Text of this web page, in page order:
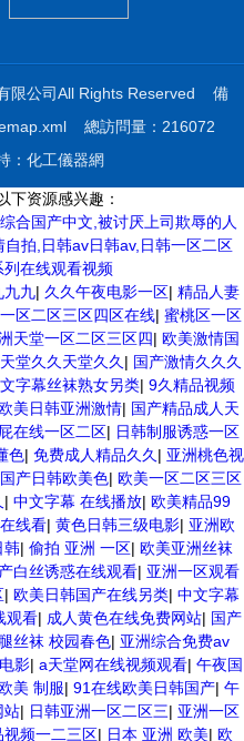
限公司All Rights Reserved 備
總訪問量：216072
化工儀器網
下资源感兴趣：
合国产中文,被讨厌上司欺辱的人
拍,日韩av日韩av,日韩一区二区
在线观看视频
九九| 久久午夜电影一区| 精品人妻
区二区三区四区在线| 蜜桃区一区
天堂一区二区三区四| 欧美激情国
天堂久久天堂久久 | 国产激情久久久
字幕丝袜熟女另类| 9久精品视频
美日韩亚洲激情| 国产精品成人天
在线一区二区| 日韩制服诱惑一区
色| 免费成人精品久久 | 亚洲桃色视
产日韩欧美色| 欧美一区二区三区
| 中文字幕 在线播放| 欧美精品99
线看| 黄色日韩三级电影| 亚洲欧
韩| 偷拍 亚洲 一区| 欧美亚洲丝袜
白丝诱惑在线观看| 亚洲一区观看
| 欧美日韩国产在线另类| 中文字幕
观看| 成人黄色在线免费网站| 国产
丝袜 校园春色| 亚洲综合免费av
影| a天堂网在线视频观看| 午夜国
美 制服| 91在线欧美日韩国产| 午
站| 日韩亚洲一区二区三| 亚洲一区
视频一二三区| 日本 亚洲 欧美| 欧